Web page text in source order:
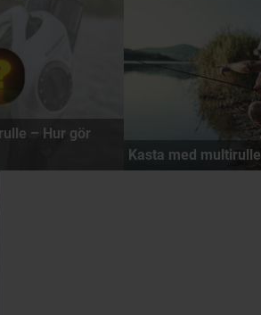
– Hur gör
Kasta med multirulle